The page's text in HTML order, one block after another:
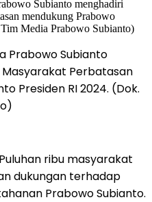
Prabowo Subianto
Perbatasan
Presiden RI 2024. (Dok.
ribu masyarakat
dukungan terhadap
Prabowo Subianto.